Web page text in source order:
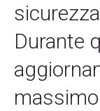
Durante